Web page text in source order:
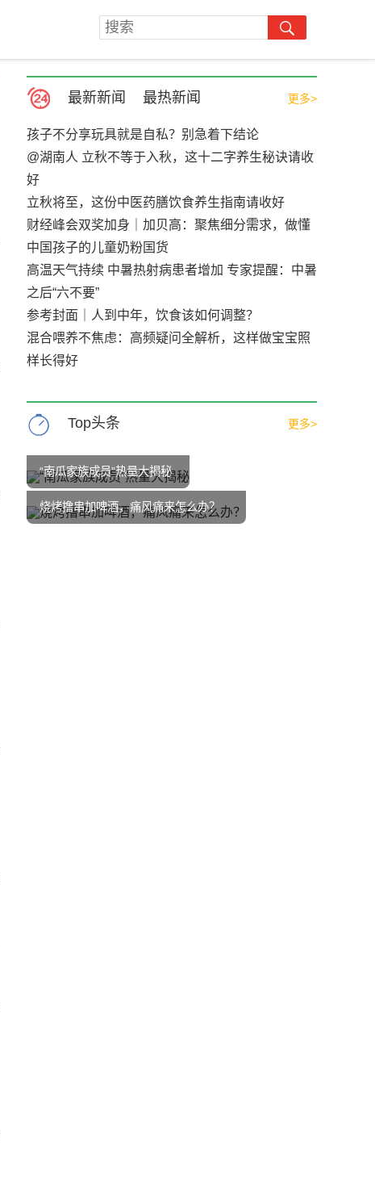
最新新闻 最热新闻 更多>
孩子不分享玩具就是自私？别急着下结论
@湖南人 立秋不等于入秋，这十二字养生秘诀请收
好
立秋将至，这份中医药膳饮食养生指南请收好
财经峰会双奖加身｜加贝高：聚焦细分需求，做懂
中国孩子的儿童奶粉国货
高温天气持续 中暑热射病患者增加 专家提醒：中暑
之后“六不要”
参考封面｜人到中年，饮食该如何调整？
混合喂养不焦虑：高频疑问全解析，这样做宝宝照
样长得好
Top头条 更多>
“南瓜家族成员”热量大揭秘
烧烤撸串加啤酒，痛风痛来怎么办？